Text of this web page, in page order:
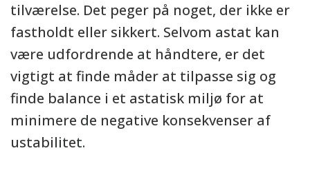
tilværelse. Det peger på noget, der ikke er
fastholdt eller sikkert. Selvom astat kan
være udfordrende at håndtere, er det
vigtigt at finde måder at tilpasse sig og
finde balance i et astatisk miljø for at
minimere de negative konsekvenser af
ustabilitet.